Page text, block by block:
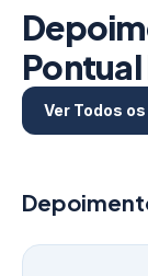
Pontual
Ver Todos